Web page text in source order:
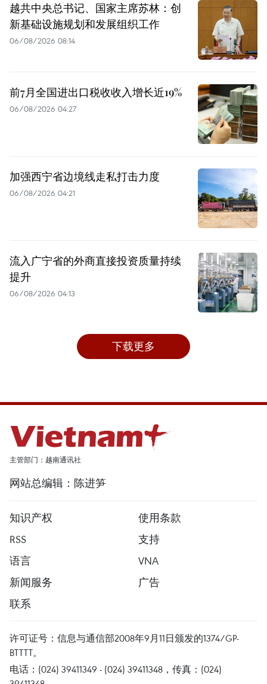
越共中央总书记、国家主席苏林：创
新基础设施规划和发展组织工作
06/08/2026 08:14
前7月全国进出口税收收入增长近19%
06/08/2026 04:27
加强西宁省边境线走私打击力度
06/08/2026 04:21
流入广宁省的外商直接投资质量持续
提升
06/08/2026 04:13
下载更多
主管部门：越南通讯社
网站总编辑：陈进笋
知识产权
使用条款
RSS
支持
语言
VNA
新闻服务
广告
联系
许可证号：信息与通信部2008年9月11日颁发的1374/GP-
BTTTT。
电话：(024) 39411349 - (024) 39411348，传真：(024)